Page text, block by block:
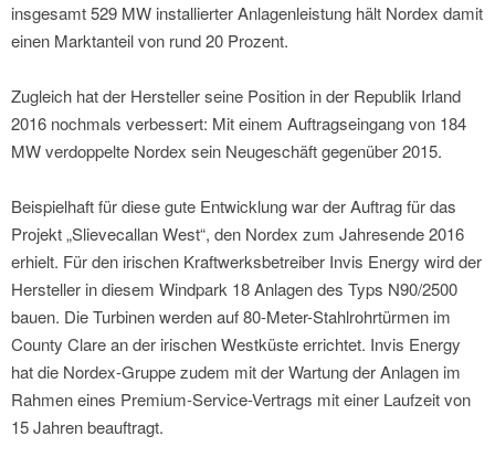
insgesamt 529 MW installierter Anlagenleistung hält Nordex damit
einen Marktanteil von rund 20 Prozent.
Zugleich hat der Hersteller seine Position in der Republik Irland
2016 nochmals verbessert: Mit einem Auftragseingang von 184
MW verdoppelte Nordex sein Neugeschäft gegenüber 2015.
Beispielhaft für diese gute Entwicklung war der Auftrag für das
Projekt „Slievecallan West“, den Nordex zum Jahresende 2016
erhielt. Für den irischen Kraftwerksbetreiber Invis Energy wird der
Hersteller in diesem Windpark 18 Anlagen des Typs N90/2500
bauen. Die Turbinen werden auf 80-Meter-Stahlrohrtürmen im
County Clare an der irischen Westküste errichtet. Invis Energy
hat die Nordex-Gruppe zudem mit der Wartung der Anlagen im
Rahmen eines Premium-Service-Vertrags mit einer Laufzeit von
15 Jahren beauftragt.